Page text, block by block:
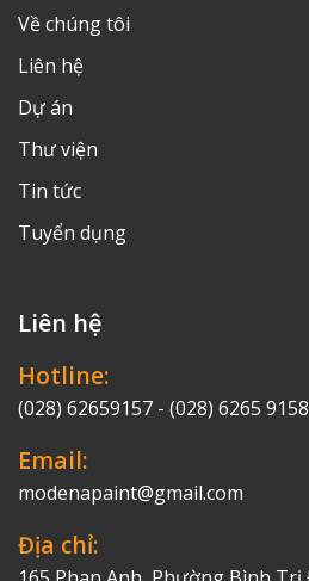
Về chúng tôi
Liên hệ
Dự án
Thư viện
Tin tức
Tuyển dụng
Liên hệ
Hotline:
(028) 62659157 - (028) 6265 9158
Email:
modenapaint@gmail.com
Địa chỉ: